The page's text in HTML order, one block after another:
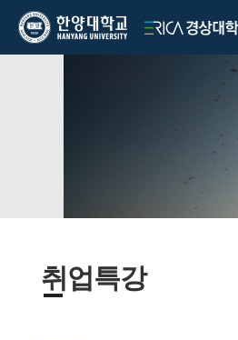
한양대학교
취업특강